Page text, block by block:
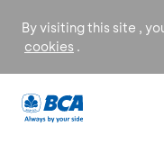
By visiting this site ,
cookies .